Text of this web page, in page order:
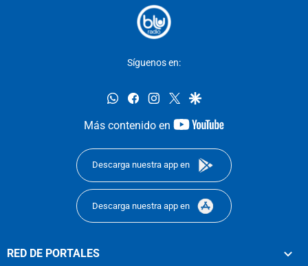
Síguenos en:
whatsappfacebookinstagram
twittergoogle
Más contenido en
youtube-
Descarga nuestra app en
Descarga nuestra app en
RED DE PORTALES